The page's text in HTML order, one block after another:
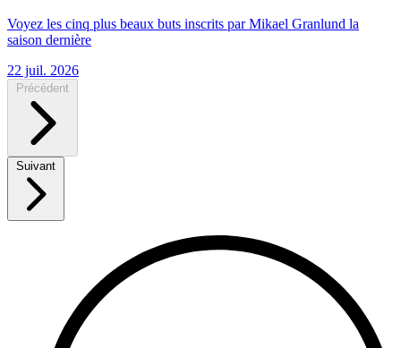
Voyez les cinq plus beaux buts inscrits par Mikael Granlund la
saison dernière
22 juil. 2026
Précédent
Suivant